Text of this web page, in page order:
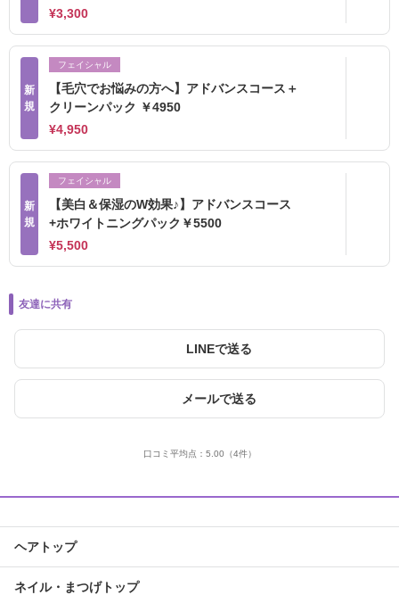
¥3,300
新
規
フェイシャル
【毛穴でお悩みの方へ】アドバンスコース＋
クリーンパック ￥4950
¥4,950
新
規
フェイシャル
【美白＆保湿のW効果♪】アドバンスコース
+ホワイトニングパック￥5500
¥5,500
友達に共有
LINEで送る
メールで送る
口コミ平均点： 5.00 （4件）
ヘアトップ
ネイル・まつげトップ